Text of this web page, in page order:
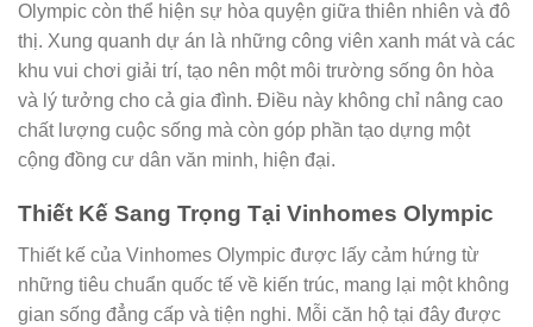
Olympic còn thể hiện sự hòa quyện giữa thiên nhiên và đô
thị. Xung quanh dự án là những công viên xanh mát và các
khu vui chơi giải trí, tạo nên một môi trường sống ôn hòa
và lý tưởng cho cả gia đình. Điều này không chỉ nâng cao
chất lượng cuộc sống mà còn góp phần tạo dựng một
cộng đồng cư dân văn minh, hiện đại.
Thiết Kế Sang Trọng Tại Vinhomes Olympic
Thiết kế của Vinhomes Olympic được lấy cảm hứng từ
những tiêu chuẩn quốc tế về kiến trúc, mang lại một không
gian sống đẳng cấp và tiện nghi. Mỗi căn hộ tại đây được